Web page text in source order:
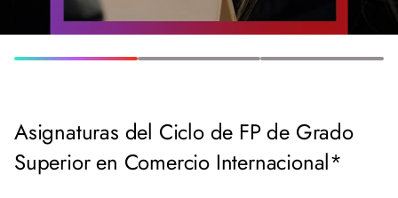
Asignaturas del Ciclo de FP de Grado
Superior en Comercio Internacional*